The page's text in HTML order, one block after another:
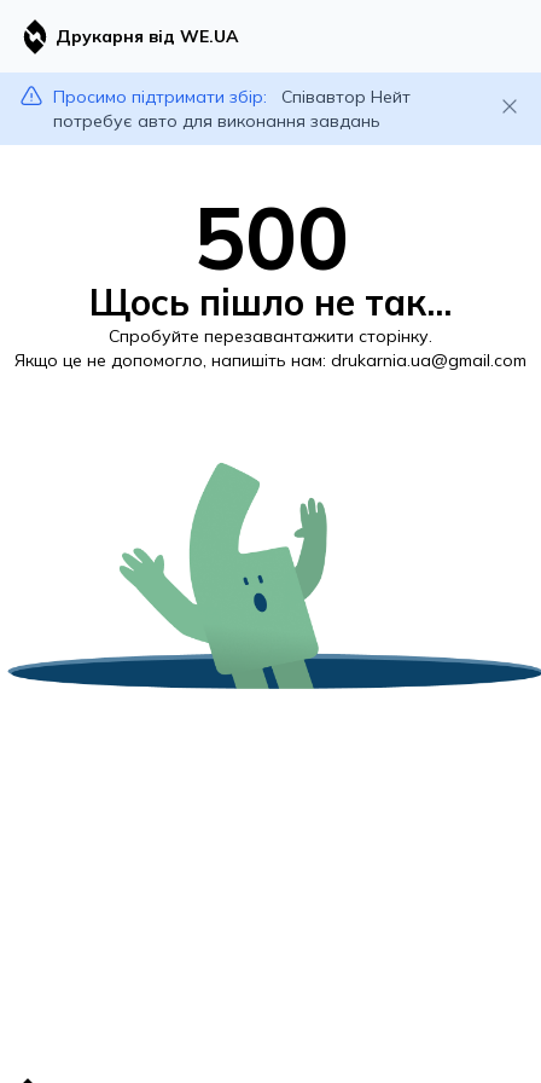
Друкарня від WE.UA
Просимо підтримати збір:
Співавтор Нейт
потребує авто для виконання завдань
500
Щось пішло не так...
Спробуйте перезавантажити сторінку.
Якщо це не допомогло, напишіть нам: drukarnia.ua@gmail.com